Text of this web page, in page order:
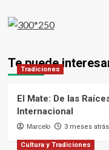
Te puede
Tradiciones
El Mate: De las
Internacional
Marcelo 3 meses atrás
Cultura y Tradiciones